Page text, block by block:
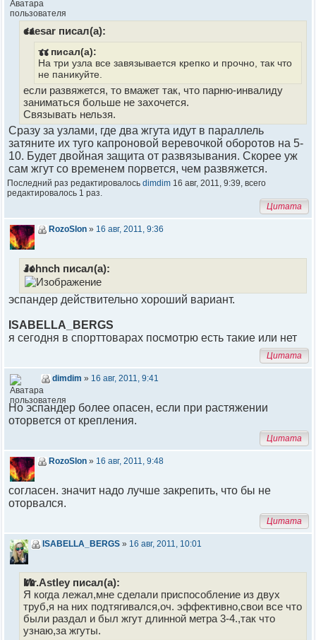
caesar писал(а):
тт писал(а):
На три узла все завязывается крепко и прочно, так что
не паникуйте.
если развяжется, то вмажет так, что парню-инвалиду
заниматься больше не захочется.
Связывать нельзя.
Сразу за узлами, где два жгута идут в параллель
затяните их туго капроновой веревочкой оборотов на 5-
10. Будет двойная защита от развязывания. Скорее уж
сам жгут со временем порвется, чем развяжется.
Последний раз редактировалось dimdim 16 авг, 2011, 9:39, всего
редактировалось 1 раз.
Цитата
RozoSlon » 16 авг, 2011, 9:36
Johnch писал(а):
эспандер действительно хороший вариант.
ISABELLA_BERGS
я сегодня в спорттоварах посмотрю есть такие или нет
Цитата
dimdim » 16 авг, 2011, 9:41
Но эспандер более опасен, если при растяжении
оторвется от крепления.
Цитата
RozoSlon » 16 авг, 2011, 9:48
согласен. значит надо лучше закрепить, что бы не
оторвался.
Цитата
ISABELLA_BERGS » 16 авг, 2011, 10:01
Mr.Astley писал(а):
Я когда лежал,мне сделали приспособление из двух
труб,я на них подтягивался,оч. эффективно,свои все что
были раздал и был жгут длинной метра 3-4.,так что
узнаю,за жгуты.